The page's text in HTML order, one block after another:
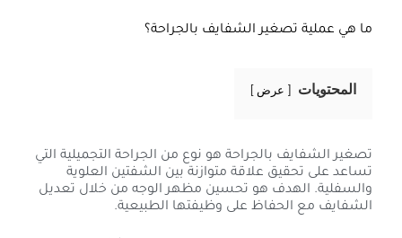
ما هي عملية تصغير الشفايف بالجراحة؟
المحتويات عرض
تصغير الشفايف بالجراحة هو نوع من الجراحة التجميلية التي
تساعد على تحقيق علاقة متوازنة بين الشفتين العلوية
والسفلية. الهدف هو تحسين مظهر الوجه من خلال تعديل
الشفايف مع الحفاظ على وظيفتها الطبيعية.